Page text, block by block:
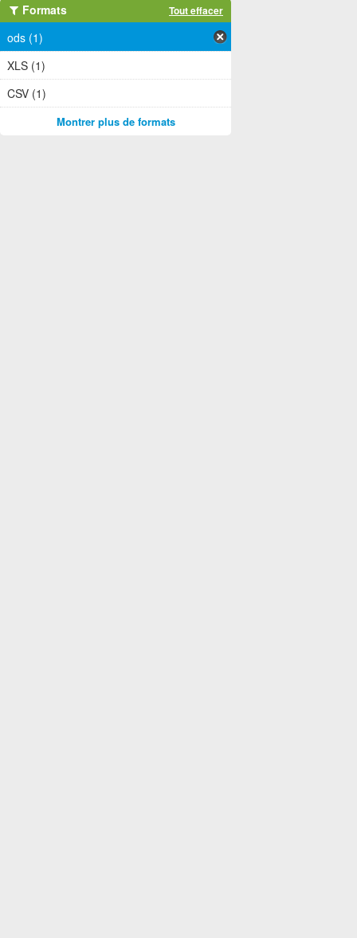
Formats Tout effacer
ods (1)
XLS (1)
CSV (1)
Montrer plus de formats